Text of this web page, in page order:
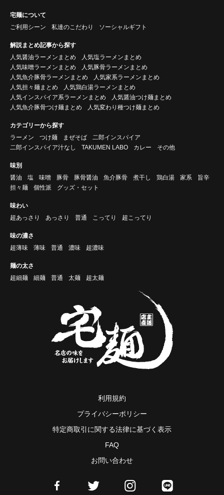
宅麺について
ご利用シーン
私達のこだわり ソーシャルギフト
解説まとめ記事から探す
人気醤油ラーメンまとめ
人気塩ラーメンまとめ
人気味噌ラーメンまとめ
人気豚骨ラーメンまとめ
人気魚介豚骨ラーメンまとめ
人気家系ラーメンまとめ
人気担々麺まとめ
人気鶏白湯ラーメンまとめ
人気インスパイア系ラーメンまとめ
人気醤油つけ麺まとめ
人気魚介豚骨つけ麺まとめ
人気変わり種つけ麺まとめ
カテゴリーから探す
ラーメン
つけ麺 まぜそば
二郎インスパイア
二郎インスパイア汁なし
TAKUMEN LABO カレー その他
味別
醤油
塩 味噌 豚骨 豚骨醤油 魚介豚骨 煮干し 鶏白湯 家系
旨辛
担々麺
個性派 グッズ・セット
味わい
超あっさり
あっさり 普通 こってり 超こってり
味の濃さ
超薄味
薄味 普通 濃味 超濃味
麺の太さ
超細麺
細麺 普通 太麺 超太麺
利用規約
プライバシーポリシー
特定商取引に関する法律に基づく表示
FAQ
お問い合わせ